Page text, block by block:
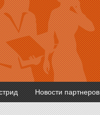
Новости партнеров